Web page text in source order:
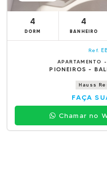
4
DORM
4
BANHEIRO
Ref.
APARTAMENTO
PIONEIROS -
Hauss
FAÇA
Chamar no